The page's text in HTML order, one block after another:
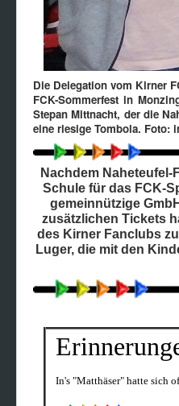
Die Delegation vom Kirner
FCK-Sommerfest in
Stepan Mittnacht, der die
eine riesige Tombola. Foto:
Nachdem
Schule für das FCK-
gemeinnützige
zusätzlichen Tickets
des Kirner Fanclubs
Luger, die mit den
In's "Matthäser" hatte sich